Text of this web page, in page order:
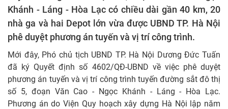
Khánh - Láng - Hòa Lạc có chiều dài gần 40 km, 20
nhà ga và hai Depot lớn vừa được UBND TP. Hà Nội
phê duyệt phương án tuyến và vị trí công trình.
Mới đây, Phó chủ tịch UBND TP. Hà Nội Dương Đức Tuấn
đã ký Quyết định số 4602/QĐ-UBND về việc phê duyệt
phương án tuyến và vị trí công trình tuyến đường sắt đô thị
số 5, đoạn Văn Cao - Ngọc Khánh - Láng - Hòa Lạc.
Phương án do Viện Quy hoạch xây dựng Hà Nội lập năm